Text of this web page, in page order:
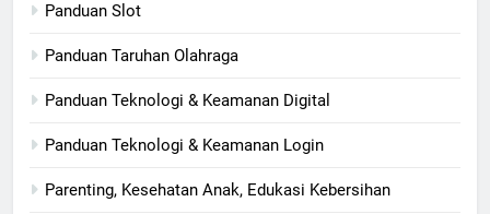
Panduan Slot
Panduan Taruhan Olahraga
Panduan Teknologi & Keamanan Digital
Panduan Teknologi & Keamanan Login
Parenting, Kesehatan Anak, Edukasi Kebersihan